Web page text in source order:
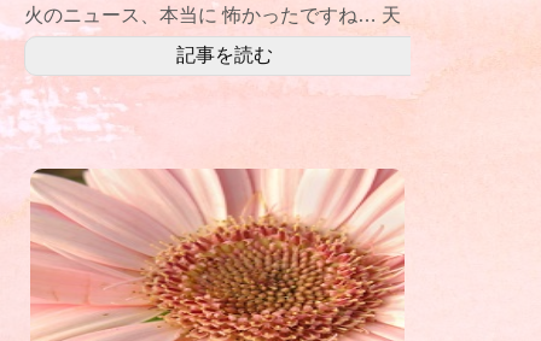
火のニュース、本当に 怖かったですね… 天
災の恐ろしさをまざまざと見
記事を読む